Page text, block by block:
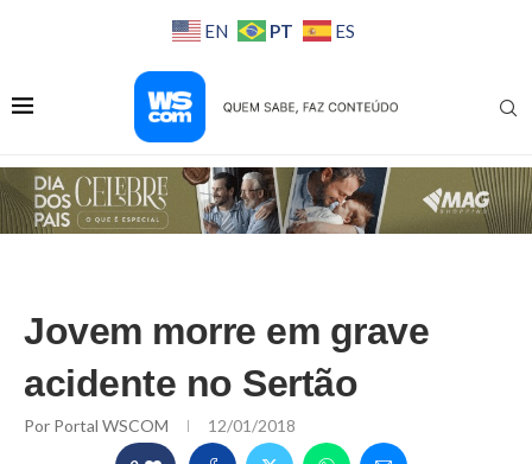
EN PT ES
Jovem morre em grave
acidente no Sertão
Por Portal WSCOM 12/01/2018